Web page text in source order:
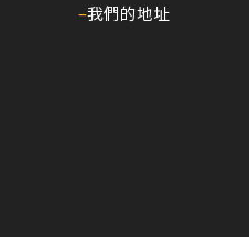
–我們的地址